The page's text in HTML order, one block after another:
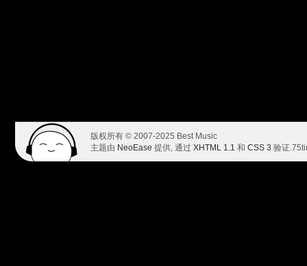
版权所有 © 2007-2025 Best Music
主题由 NeoEase 提供, 通过 XHTML 1.1 和 CSS 3 验证.